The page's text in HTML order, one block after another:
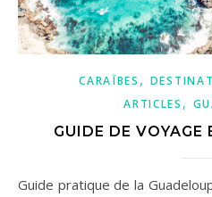
CARAÏBES ,
ARTICLES ,
GUIDE DE VOYAGE
Guide pratique de la Guadeloupe ! Infos, déplacements, où